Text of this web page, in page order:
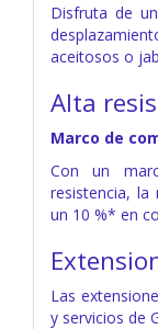
Disfruta de
aceitosos o
Alta
Marco de
Con un
resistencia, la
un 10 %* en
Las
y servicios de